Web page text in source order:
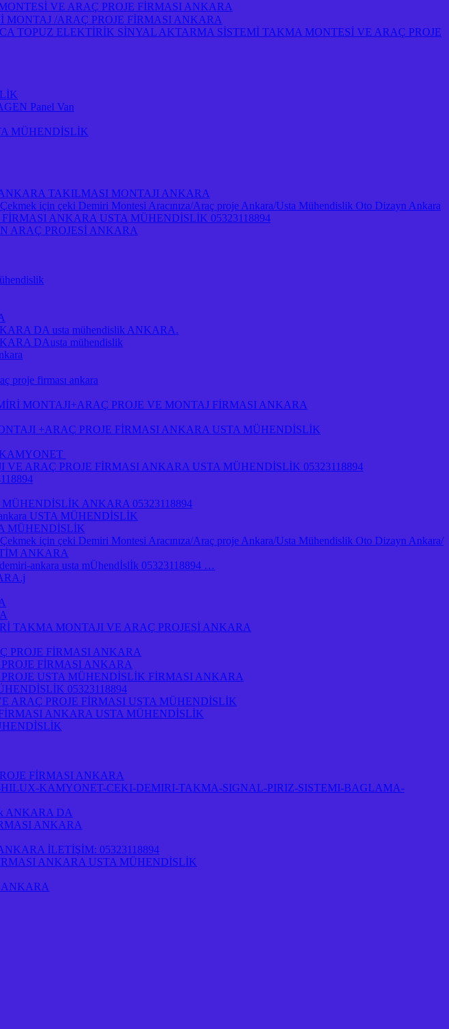
VE ARAÇ PROJE FİRMASI ANKARA
MONTAJ /ARAÇ PROJE FİRMASI ANKARA
TOPUZ ELEKTİRİK SİNYAL AKTARMA SİSTEMİ TAKMA MONTESİ VE ARAÇ PROJE
Panel Van
MÜHENDİSLİK
ANKARA TAKILMASI MONTAJI ANKARA
için çeki Demiri Montesi Aracınıza/Araç proje Ankara/Usta Mühendislik Oto Dizayn Ankara
ANKARA USTA MÜHENDİSLİK 05323118894
ARAÇ PROJESİ ANKARA
DA usta mühendislik ANKARA.
DAusta mühendislik
proje firması ankara
MONTAJI+ARAÇ PROJE VE MONTAJ FİRMASI ANKARA
+ARAÇ PROJE FİRMASI ANKARA USTA MÜHENDİSLİK
KAMYONET
ARAÇ PROJE FİRMASI ANKARA USTA MÜHENDİSLİK 05323118894
ANKARA 05323118894
USTA MÜHENDİSLİK
MÜHENDİSLİK
için çeki Demiri Montesi Aracınıza/Araç proje Ankara/Usta Mühendislik Oto Dizayn Ankara/
ANKARA
ankara usta mÜhendİslİk 05323118894 …
TAKMA MONTAJI VE ARAÇ PROJESİ ANKARA
PROJE FİRMASI ANKARA
FİRMASI ANKARA
USTA MÜHENDİSLİK FİRMASI ANKARA
05323118894
ARAÇ PROJE FİRMASI USTA MÜHENDİSLİK
ANKARA USTA MÜHENDİSLİK
FİRMASI ANKARA
KAMYONET-CEKI-DEMIRI-TAKMA-SIGNAL-PIRIZ-SISTEMI-BAGLAMA-
ANKARA DA
ANKARA
İLETİŞİM: 05323118894
ANKARA USTA MÜHENDİSLİK
ANKARA